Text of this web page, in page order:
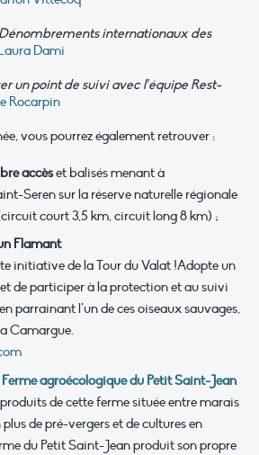
Dénombrements internationaux des
Dami
un point de suivi avec l’équipe Rest-
Rocarpin
vous pourrez également retrouver :
accèset balisés menant à
Seren sur la réserve naturelle régionale
court 3,5 km, circuit long 8 km) ;
Flamant
initiative de la Tour du Valat !Adopte un
de participer à la protection et au suivi
parrainant l’un de ces oiseaux sauvages,
Camargue.
agroécologique du Petit Saint-Jean
de cette ferme située entre marais
plus de pré-vergers et de cultures en
du Petit Saint-Jean produit son propre